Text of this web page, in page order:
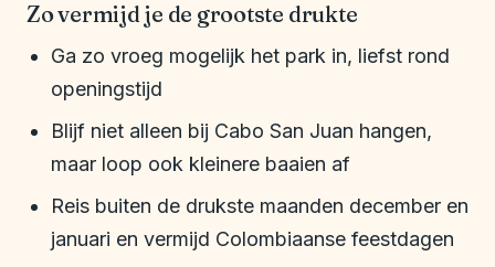
Zo vermijd je de grootste drukte
Ga zo vroeg mogelijk het park in, liefst rond
openingstijd
Blijf niet alleen bij Cabo San Juan hangen,
maar loop ook kleinere baaien af
Reis buiten de drukste maanden december en
januari en vermijd Colombiaanse feestdagen